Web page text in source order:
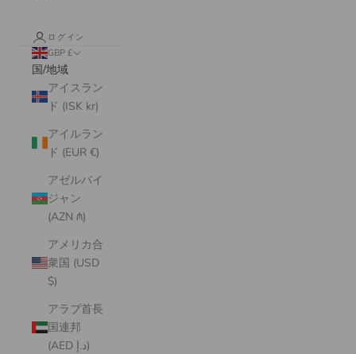
ログイン
GBP £
国/地域
アイスラン
ド (ISK kr)
アイルラン
ド (EUR €)
アゼルバイ
ジャン
(AZN ₼)
アメリカ合
衆国 (USD
$)
アラブ首長
国連邦
(AED د.إ)